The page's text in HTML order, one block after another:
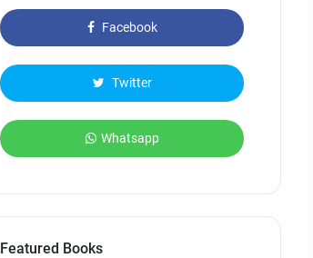
Facebook
Twitter
Whatsapp
Featured Books